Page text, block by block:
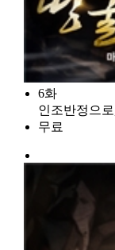
6화
인조반정으
무료